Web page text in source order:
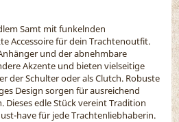
Samt mit funkelnden
Accessoire für dein Trachtenoutfit.
und der abnehmbare
Akzente und bieten vielseitige
der Schulter oder als Clutch. Robuste
Design sorgen für ausreichend
Dieses edle Stück vereint Tradition
have für jede Trachtenliebhaberin.